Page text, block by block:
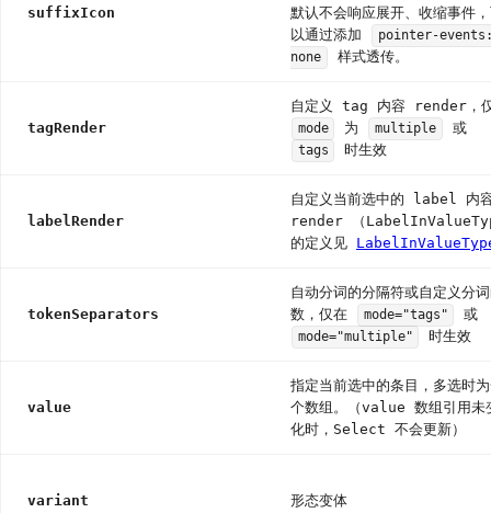
suffixIcon
默认不会响应展开、收缩事件
以通过添加
pointer-
none
样式透传。
tagRender
自定义 tag 内容 render，
mode 为 multiple 或
tags 时生效
labelRender
自定义当前选中的 label 内
render （
的定义见
tokenSeparators
自动分词的分隔符或自定义分
数，仅在
mode="tags" 或
mode="multiple" 时生效
value
指定当前选中的条目，多选时
个数组。（value 数组引用未
化时，Select 不会更新）
variant 形态变体